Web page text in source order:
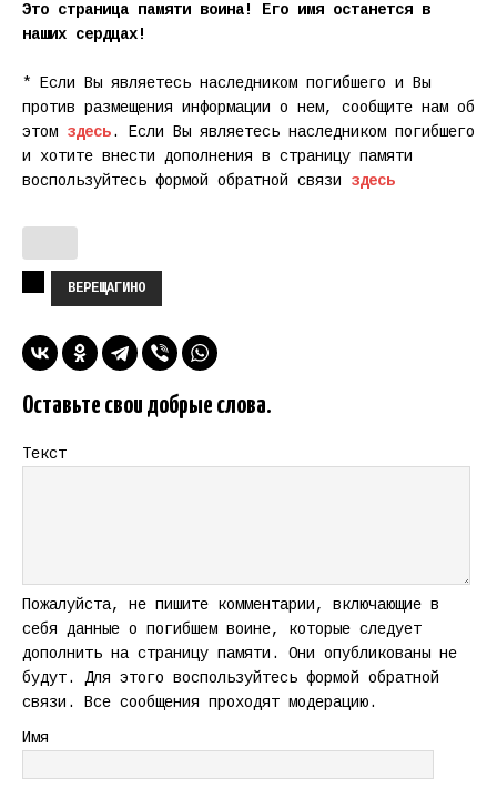
Это страница памяти воина! Его имя останется в
наших сердцах!
* Если Вы являетесь наследником погибшего и Вы
против размещения информации о нем, сообщите нам об
этом здесь. Если Вы являетесь наследником погибшего
и хотите внести дополнения в страницу памяти
воспользуйтесь формой обратной связи здесь
ВЕРЕЩАГИНО
Оставьте свои добрые слова.
Текст
Пожалуйста, не пишите комментарии, включающие в
себя данные о погибшем воине, которые следует
дополнить на страницу памяти. Они опубликованы не
будут. Для этого воспользуйтесь формой обратной
связи. Все сообщения проходят модерацию.
Имя